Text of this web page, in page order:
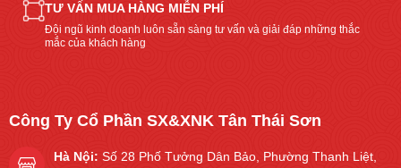
TƯ VẤN MUA HÀNG MIỄN PHÍ
Đội ngũ kinh doanh luôn sẵn sàng tư vấn và giải đáp những thắc
mắc của khách hàng
Công Ty Cổ Phần SX&XNK Tân Thái Sơn
Hà Nội: Số 28 Phố Tưởng Dân Bảo, Phường Thanh Liệt,